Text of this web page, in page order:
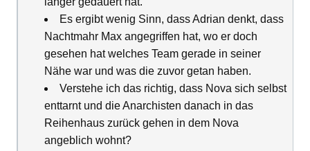
Es ergibt wenig Sinn, dass Adrian denkt, dass
Nachtmahr Max angegriffen hat, wo er doch
gesehen hat welches Team gerade in seiner
Nähe war und was die zuvor getan haben.
Verstehe ich das richtig, dass Nova sich selbst
enttarnt und die Anarchisten danach in das
Reihenhaus zurück gehen in dem Nova
angeblich wohnt?